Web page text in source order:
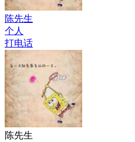
陈先生
个人
打电话
陈先生